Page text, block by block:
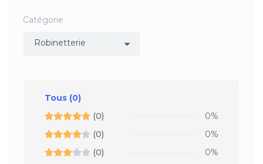
Catégorie
Tous (0)
(0)
0%
(0)
0%
(0)
0%